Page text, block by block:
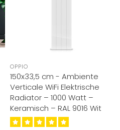
OPPIO
150x33,5 cm - Ambiente
Verticale WiFi Elektrische
Radiator – 1000 Watt –
Keramisch – RAL 9016 Wit